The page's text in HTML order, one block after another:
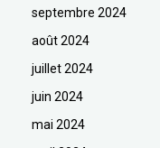
septembre 2024
août 2024
juillet 2024
juin 2024
mai 2024